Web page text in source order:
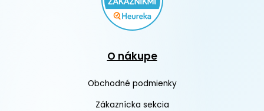
O nákupe
Obchodné podmienky
Zákaznícka sekcia